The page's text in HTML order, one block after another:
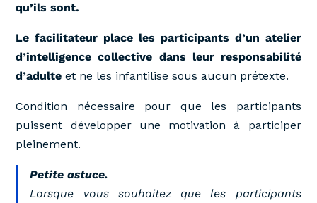
qu’ils sont.
Le facilitateur place les participants d’un atelier
d’intelligence collective dans leur responsabilité
d’adulte et ne les infantilise sous aucun prétexte.
Condition nécessaire pour que les participants
puissent développer une motivation à participer
pleinement.
Petite astuce.
Lorsque vous souhaitez que les participants